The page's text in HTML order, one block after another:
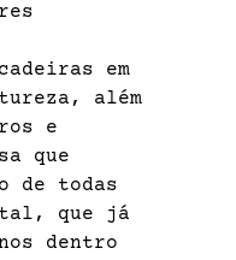
em
além
e
que
de todas
que já
dentro